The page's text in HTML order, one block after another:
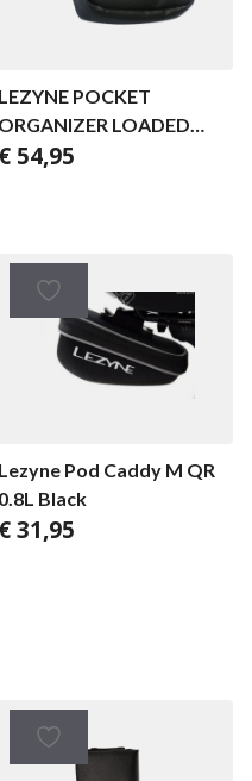
LEZYNE POCKET
ORGANIZER LOADED
MTB
€ 54,95
Lezyne Pod Caddy M QR
0.8L Black
€31,95